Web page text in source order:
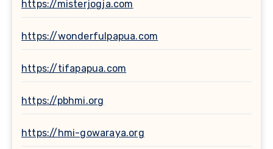
https://misterjogja.com
https://wonderfulpapua.com
https://tifapapua.com
https://pbhmi.org
https://hmi-gowaraya.org